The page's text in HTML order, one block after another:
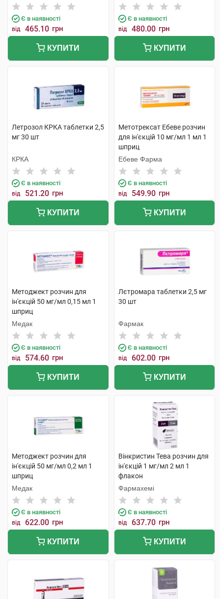
Є в наявності
від 465.10 грн
КУПИТИ
Є в наявності
від 480.00 грн
КУПИТИ
Летрозол КРКА таблетки 2,5
мг 30 шт
КРКА
Є в наявності
від 521.20 грн
КУПИТИ
Метотрексат Ебеве розчин
для ін'єкцій 10 мг/мл 1 мл 1
шприц
Ебеве Фарма
Є в наявності
від 549.90 грн
КУПИТИ
Методжект розчин для
ін'єкцій 50 мг/мл 0,15 мл 1
шприц
Медак
Є в наявності
від 574.60 грн
КУПИТИ
Лєтромара таблетки 2,5 мг
30 шт
Фармак
Є в наявності
від 602.00 грн
КУПИТИ
Методжект розчин для
ін'єкцій 50 мг/мл 0,2 мл 1
шприц
Медак
Є в наявності
від 622.00 грн
КУПИТИ
Вінкристин Тева розчин для
ін'єкцій 1 мг/мл 2 мл 1
флакон
Фармахемі
Є в наявності
від 637.70 грн
КУПИТИ